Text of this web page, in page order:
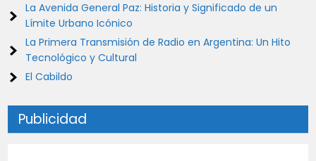
La Avenida General Paz: Historia y Significado de un
Límite Urbano Icónico
La Primera Transmisión de Radio en Argentina: Un Hito
Tecnológico y Cultural
El Cabildo
Publicidad